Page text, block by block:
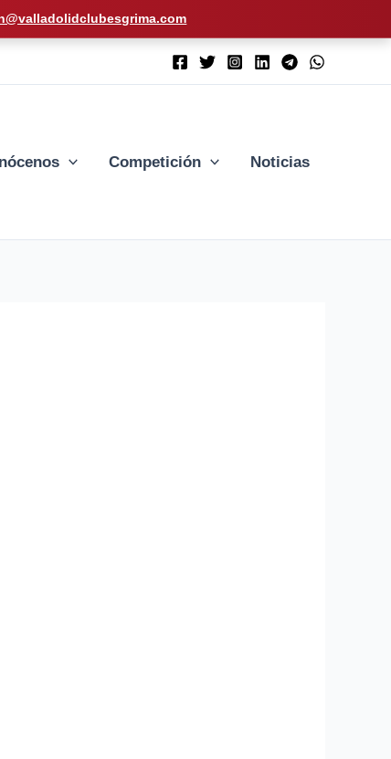
Competición Noticias